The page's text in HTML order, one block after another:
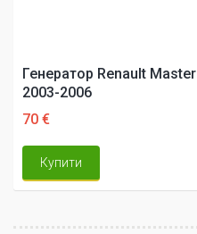
Генератор Renault
2003-2006
70 €
Купити